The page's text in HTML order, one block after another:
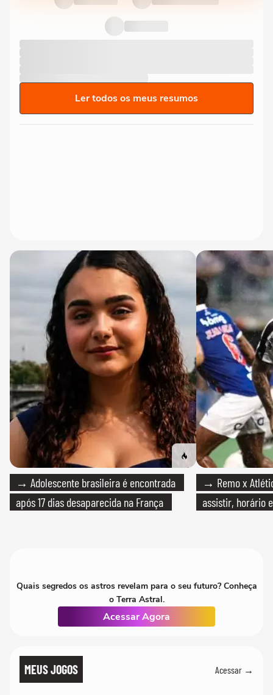
Ler todos os meus resumos
→ Adolescente brasileira é encontrada
após 17 dias desaparecida na França
→ Remo x
assistir, horário
Quais segredos os astros revelam para o seu futuro? Conheça
o Terra Astral.
Acessar Agora
MEUS JOGOS Acessar →